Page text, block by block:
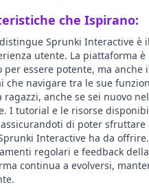
che Ispirano:
Sprunki Interactive è
utente. La piattaforma
per essere potente, ma anche
che navigare tra le sue
ragazzi, anche se sei nuovo
I tutorial e le risorse
di poter sfruttare
Interactive ha da
regolari e feedback
continua a evolversi,